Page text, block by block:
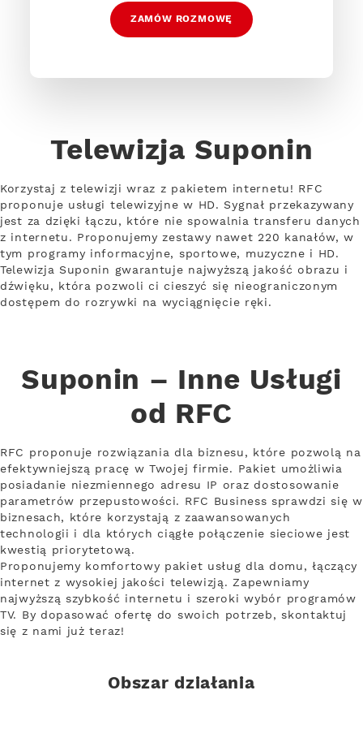
ZAMÓW ROZMOWĘ
Telewizja Suponin
Korzystaj z telewizji wraz z pakietem internetu! RFC
proponuje usługi telewizyjne w HD. Sygnał przekazywany
jest za dzięki łączu, które nie spowalnia transferu danych
z internetu. Proponujemy zestawy nawet 220 kanałów, w
tym programy informacyjne, sportowe, muzyczne i HD.
Telewizja Suponin gwarantuje najwyższą jakość obrazu i
dźwięku, która pozwoli ci cieszyć się nieograniczonym
dostępem do rozrywki na wyciągnięcie ręki.
Suponin – Inne Usługi
od RFC
RFC proponuje rozwiązania dla biznesu, które pozwolą na
efektywniejszą pracę w Twojej firmie. Pakiet umożliwia
posiadanie niezmiennego adresu IP oraz dostosowanie
parametrów przepustowości. RFC Business sprawdzi się w
biznesach, które korzystają z zaawansowanych
technologii i dla których ciągłe połączenie sieciowe jest
kwestią priorytetową.
Proponujemy komfortowy pakiet usług dla domu, łączący
internet z wysokiej jakości telewizją. Zapewniamy
najwyższą szybkość internetu i szeroki wybór programów
TV. By dopasować ofertę do swoich potrzeb, skontaktuj
się z nami już teraz!
Obszar działania